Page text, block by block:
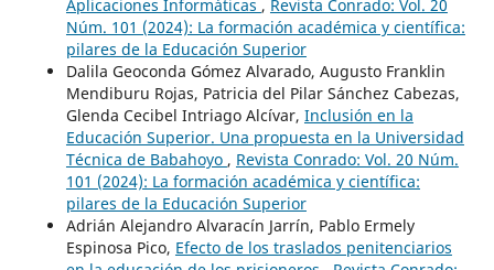
Aplicaciones Informáticas , Revista Conrado: Vol. 20
Núm. 101 (2024): La formación académica y científica:
pilares de la Educación Superior
Dalila Geoconda Gómez Alvarado, Augusto Franklin
Mendiburu Rojas, Patricia del Pilar Sánchez Cabezas,
Glenda Cecibel Intriago Alcívar, Inclusión en la
Educación Superior. Una propuesta en la Universidad
Técnica de Babahoyo , Revista Conrado: Vol. 20 Núm.
101 (2024): La formación académica y científica:
pilares de la Educación Superior
Adrián Alejandro Alvaracín Jarrín, Pablo Ermely
Espinosa Pico, Efecto de los traslados penitenciarios